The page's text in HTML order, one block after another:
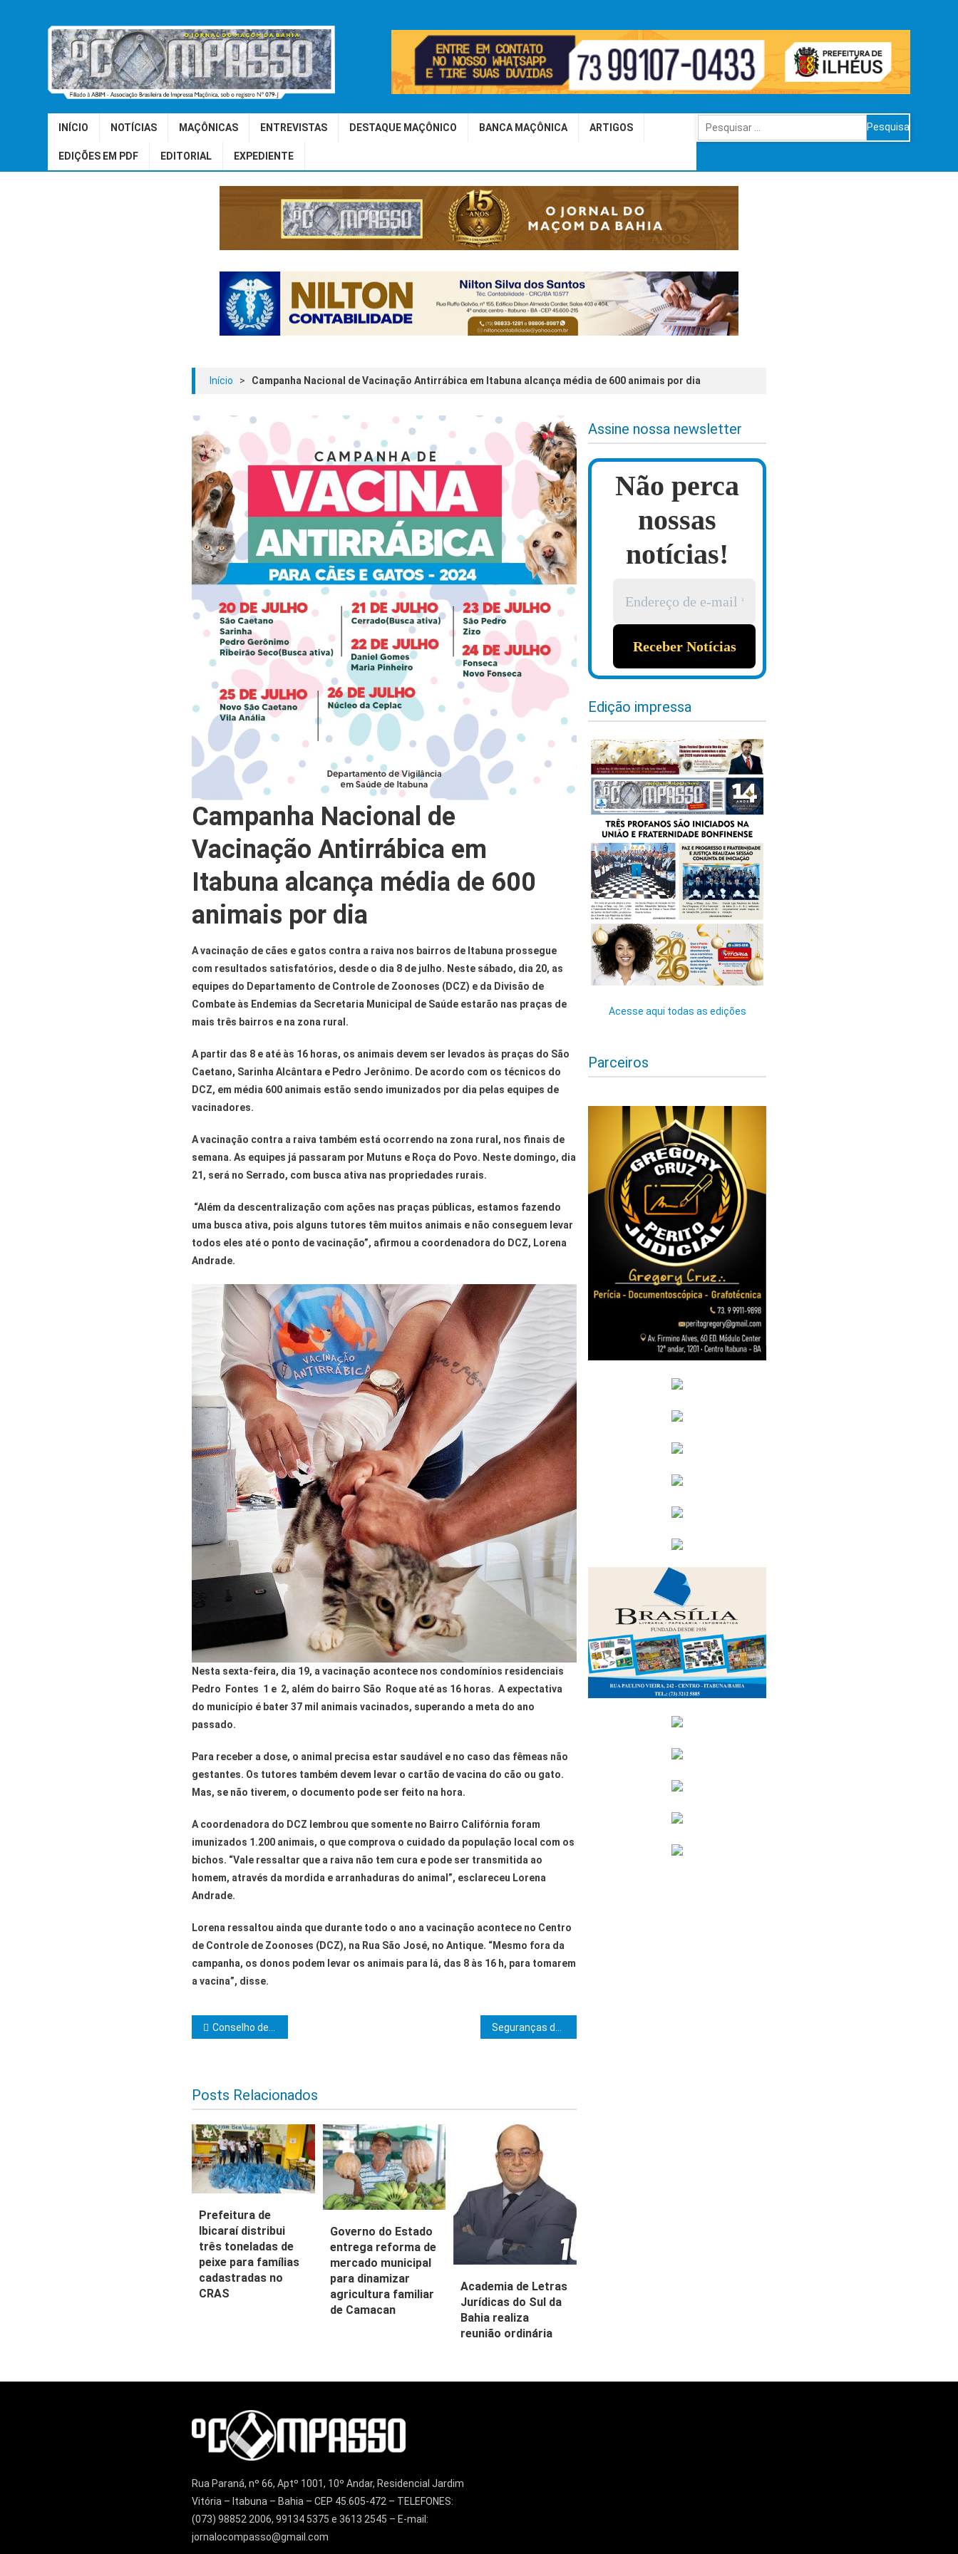
INÍCIO NOTÍCIAS MAÇÔNICAS ENTREVISTAS DESTAQUE MAÇÔNICO BANCA MAÇÔNICA ARTIGOS
EDIÇÕES EM PDF EDITORIAL EXPEDIENTE
Pesquisar
por:
Início > Campanha Nacional de Vacinação Antirrábica em Itabuna alcança média de 600 animais por dia
Campanha Nacional de
Vacinação Antirrábica em
Itabuna alcança média de 600
animais por dia
A vacinação de cães e gatos contra a raiva nos bairros de Itabuna prossegue
com resultados satisfatórios, desde o dia 8 de julho. Neste sábado, dia 20, as
equipes do Departamento de Controle de Zoonoses (DCZ) e da Divisão de
Combate às Endemias da Secretaria Municipal de Saúde estarão nas praças de
mais três bairros e na zona rural.
A partir das 8 e até às 16 horas, os animais devem ser levados às praças do São
Caetano, Sarinha Alcântara e Pedro Jerônimo. De acordo com os técnicos do
DCZ, em média 600 animais estão sendo imunizados por dia pelas equipes de
vacinadores.
A vacinação contra a raiva também está ocorrendo na zona rural, nos finais de
semana. As equipes já passaram por Mutuns e Roça do Povo. Neste domingo, dia
21, será no Serrado, com busca ativa nas propriedades rurais.
“Além da descentralização com ações nas praças públicas, estamos fazendo
uma busca ativa, pois alguns tutores têm muitos animais e não conseguem levar
todos eles até o ponto de vacinação”, afirmou a coordenadora do DCZ, Lorena
Andrade.
Nesta sexta-feira, dia 19, a vacinação acontece nos condomínios residenciais
Pedro Fontes 1 e 2, além do bairro São Roque até as 16 horas. A expectativa
do município é bater 37 mil animais vacinados, superando a meta do ano
passado.
Para receber a dose, o animal precisa estar saudável e no caso das fêmeas não
gestantes. Os tutores também devem levar o cartão de vacina do cão ou gato.
Mas, se não tiverem, o documento pode ser feito na hora.
A coordenadora do DCZ lembrou que somente no Bairro Califórnia foram
imunizados 1.200 animais, o que comprova o cuidado da população local com os
bichos. “Vale ressaltar que a raiva não tem cura e pode ser transmitida ao
homem, através da mordida e arranhaduras do animal”, esclareceu Lorena
Andrade.
Lorena ressaltou ainda que durante todo o ano a vacinação acontece no Centro
de Controle de Zoonoses (DCZ), na Rua São José, no Antique. “Mesmo fora da
campanha, os donos podem levar os animais para lá, das 8 às 16 h, para tomarem
a vacina”, disse.
Navegação de Post
Conselho de Cavaleiros Kadosh Mário Behring, Clima de Itabuna, sul da Bahia convida para iniciação ao Grau 22
Posts Relacionados
Prefeitura de
Ibicaraí distribui
três toneladas de
peixe para famílias
cadastradas no
CRAS
Governo do Estado
entrega reforma de
mercado municipal
para dinamizar
agricultura familiar
de Camacan
Academia de Letras
Jurídicas do Sul da
Bahia realiza
reunião ordinária
Assine nossa newsletter
Não perca
nossas
notícias!
Edição impressa
Acesse aqui todas as edições
Parceiros
Rua Paraná, nº 66, Aptº 1001, 10º Andar, Residencial Jardim
Vitória – Itabuna – Bahia – CEP 45.605-472 – TELEFONES:
(073) 98852 2006, 99134 5375 e 3613 2545 – E-mail:
jornalocompasso@gmail.com